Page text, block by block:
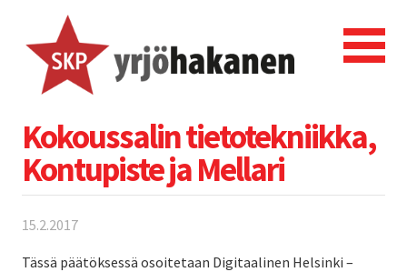
Kokoussalin tietotekniikka,
Kontupiste ja Mellari
15.2.2017
Tässä päätöksessä osoitetaan Digitaalinen Helsinki –